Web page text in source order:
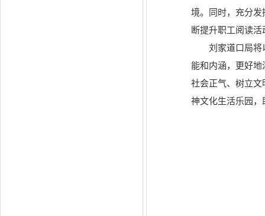
境。同时，充分
断提升职工阅读
刘家道口局将
能和内涵，更好
社会正气、树立
神文化生活乐园